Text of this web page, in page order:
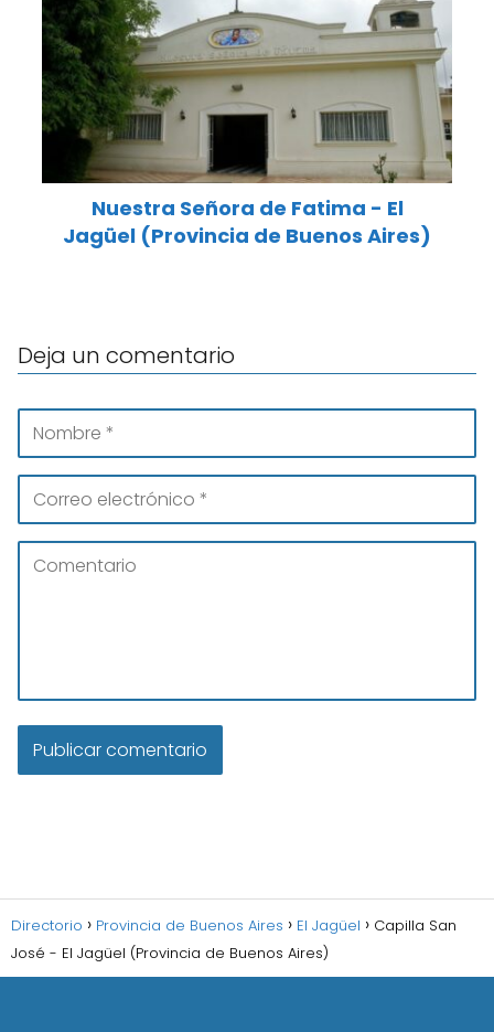
Nuestra Señora de Fatima - El
Jagüel (Provincia de Buenos Aires)
Deja un comentario
Directorio Provincia de Buenos Aires El Jagüel
Capilla San
José - El Jagüel (Provincia de Buenos Aires)